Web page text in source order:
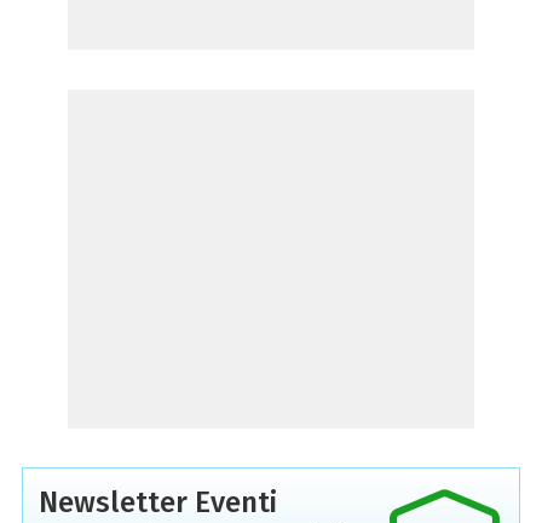
Newsletter Eventi